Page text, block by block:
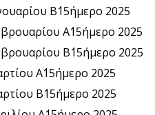
Β΄15ήμερο 2025
Α΄15ήμερο 2025
Β΄15ήμερο 2025
Α΄15ήμερο 2025
Β΄15ήμερο 2025